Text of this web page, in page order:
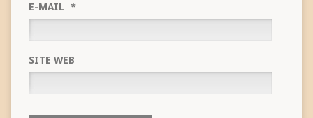
E-MAIL *
SITE WEB